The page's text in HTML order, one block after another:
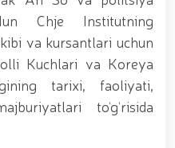
tezkor tadbirlar
xotin qizlar kuni”
tizimida faoliyat
tantanali bayram
shaffoflik va
bo‘yicha o‘quv
– milliy gʻurur va
General-polkovnik
maktabi”
Chje Institutning
va kursantlari uchun
Kuchlari va Koreya
tarixi, faoliyati,
to‘g‘risida